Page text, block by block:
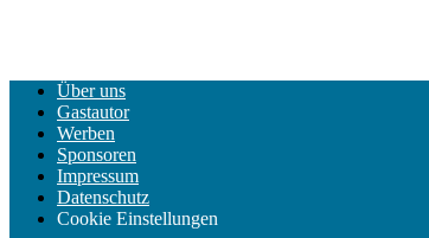
Über uns
Gastautor
Werben
Sponsoren
Impressum
Datenschutz
Cookie Einstellungen